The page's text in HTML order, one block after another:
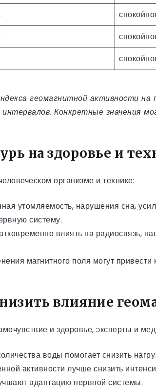
геомагнитной активности
Конкретные значения
на здоровье и
организме и технике:
утомляемость, нарушения сна,
систему.
влиять на радиосвязь,
магнитного поля могут
влияние
и здоровье, эксперты и
воды помогает снизить
активности лучше снизить
адаптацию нервной системы.